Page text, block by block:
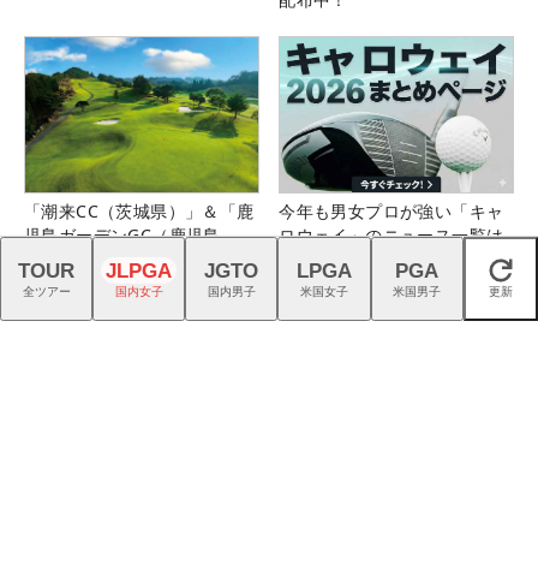
「潮来CC（茨城県）」＆「鹿
児島ガーデンGC（鹿児島
県）」の無料プレー券が当た
る！！
今年も男女プロが強い「キャ
ロウェイ」のニュース一覧は
こちら！
閉じる
TOUR
全ツアー
JLPGA
国内女子
JGTO
国内男子
LPGA
米国女子
PGA
米国男子 更新